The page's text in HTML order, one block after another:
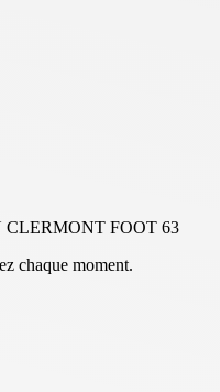
FOOT 63
chaque moment.